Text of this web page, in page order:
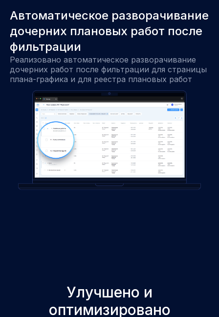
Автоматическое разворачивание
дочерних плановых работ после
фильтрации
Реализовано автоматическое разворачивание
дочерних работ после фильтрации для страницы
плана-графика и для реестра плановых работ
Улучшено и
оптимизировано